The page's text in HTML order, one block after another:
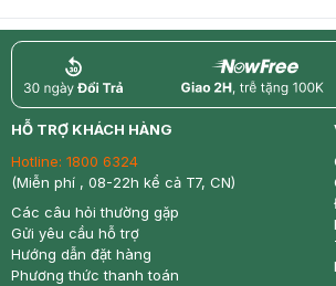
return nowfree
HỖ TRỢ KHÁCH HÀNG
Hotline: 1800 6324
(Miễn phí , 08-22h kể cả T7, CN)
Các câu hỏi thường gặp
Gửi yêu cầu hỗ trợ
Hướng dẫn đặt hàng
Phương thức thanh toán